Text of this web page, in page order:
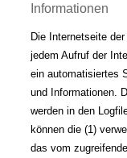
Informationen
Die Internetseite
jedem Aufruf der
ein automatisiertes
und Informationen.
werden in den
können die (1)
das vom